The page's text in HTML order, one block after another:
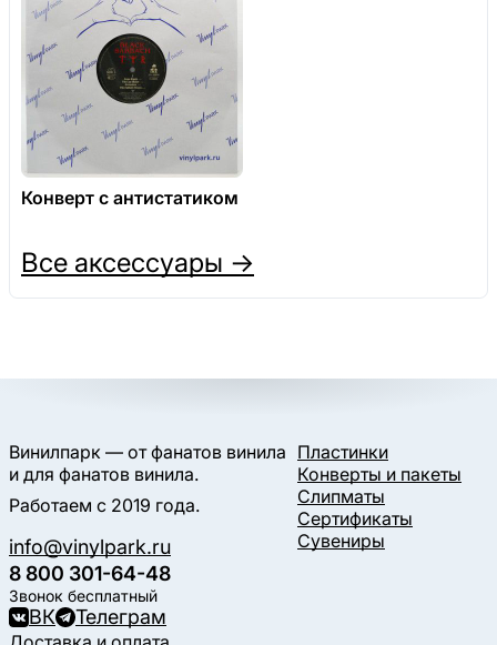
Конверт с антистатиком
Все аксессуары →
Винилпарк — от фанатов винила
и для фанатов винила.
Работаем с 2019 года.
info@vinylpark.ru
8 800 301-64-48
Звонок бесплатный
ВК Телеграм
Пластинки
Конверты и пакеты
Слипматы
Сертификаты
Сувениры